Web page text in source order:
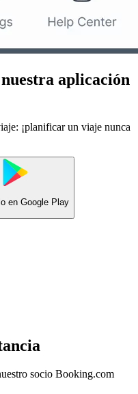
aplicación
¡planificar un viaje nunca
en Google Play
socio Booking.com